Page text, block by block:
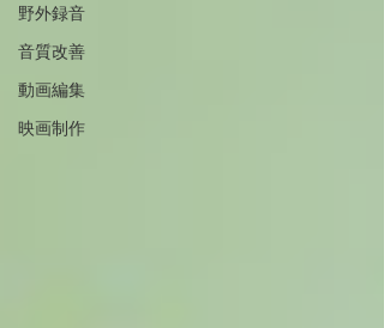
野外録音
音質改善
動画編集
映画制作